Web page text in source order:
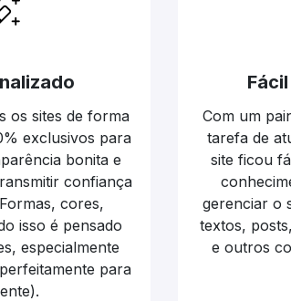
os sites de forma
exclusivos para
bonita e
confiança
cores,
isso é pensado
especialmente
para
Com um
tarefa de
site ficou
gerenciar o
textos,
e outros